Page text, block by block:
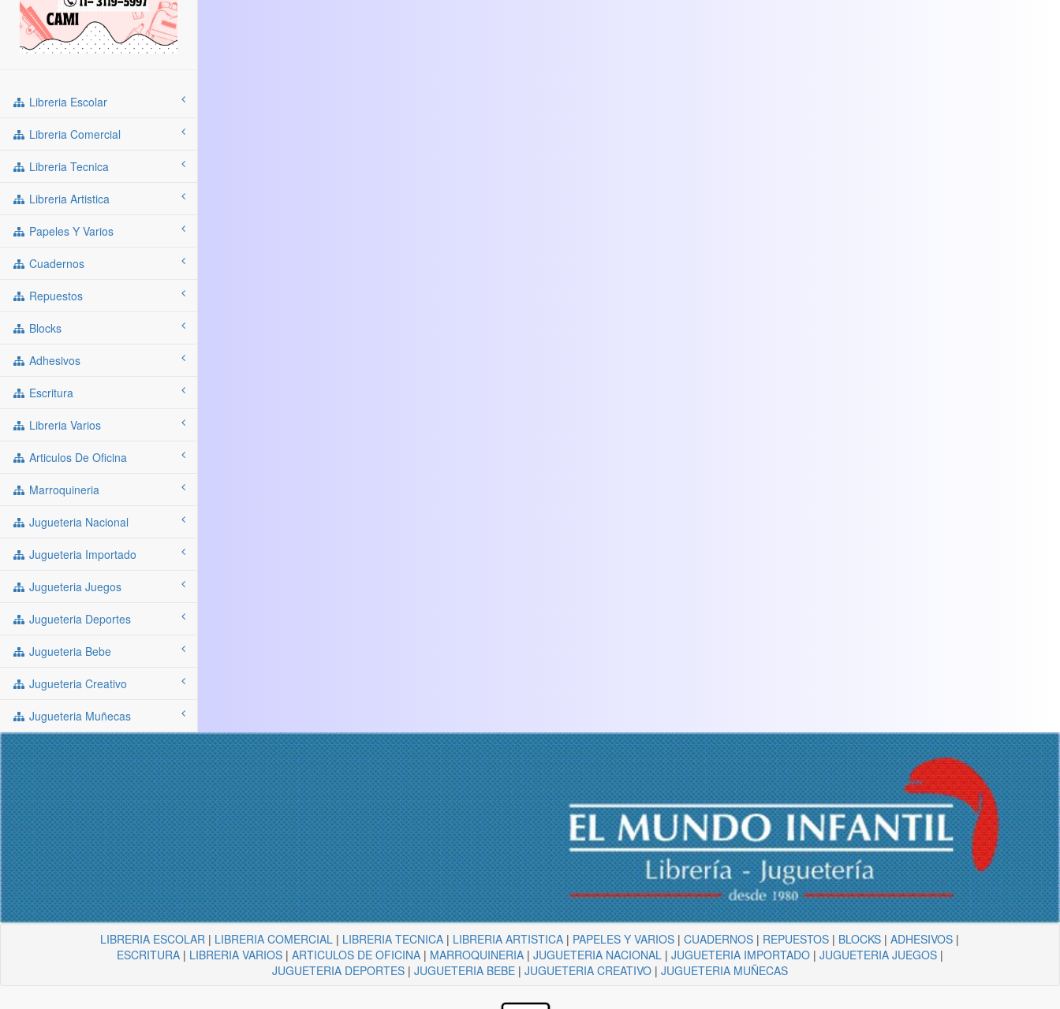
Libreria Escolar
Libreria Comercial
Libreria Tecnica
Libreria Artistica
Papeles Y Varios
Cuadernos
Repuestos
Blocks
Adhesivos
Escritura
Libreria Varios
Articulos De Oficina
Marroquineria
Jugueteria Nacional
Jugueteria Importado
Jugueteria Juegos
Jugueteria Deportes
Jugueteria Bebe
Jugueteria Creativo
Jugueteria Muñecas
LIBRERIA ESCOLAR | LIBRERIA COMERCIAL | LIBRERIA TECNICA | LIBRERIA ARTISTICA | PAPELES Y VARIOS |CUADERNOS | REPUESTOS | BLOCKS |ADHESIVOS |
ESCRITURA| LIBRERIA VARIOS| ARTICULOS DE OFICINA| MARROQUINERIA| JUGUETERIA NACIONAL | JUGUETERIA IMPORTADO| JUGUETERIA JUEGOS|
JUGUETERIA DEPORTES| JUGUETERIA BEBE| JUGUETERIA CREATIVO| JUGUETERIA MUÑECAS